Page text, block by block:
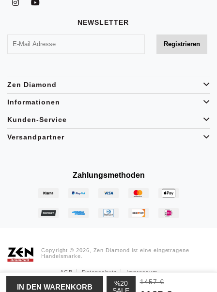
%20
1457 €
NEWSLETTER
Zen Diamond
Informationen
Kunden-Service
Versandpartner
Zahlungsmethoden
Copyright © 2026, Zen Diamond ist eine eingetragene
Handelsmarke.
AGB Datenschutz Impressum